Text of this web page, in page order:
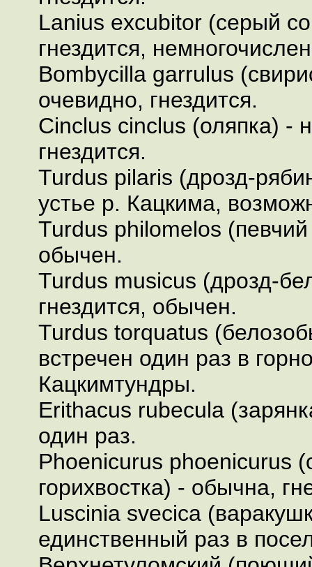
Lanius excubitor (серый
гнездится,
Bombycilla garrulus
очевидно, гнездится.
Cinclus cinclus (оляпка) -
гнездится.
Turdus pilaris (дрозд-
устье р. Кацкима,
Turdus philomelos
обычен.
Turdus musicus (дрозд-
гнездится, обычен.
Turdus torquatus
встречен один раз в
Кацкимтундры.
Erithacus rubecula
один раз.
Phoenicurus phoenicurus
горихвостка) - обычна,
Luscinia svecica
единственный раз в